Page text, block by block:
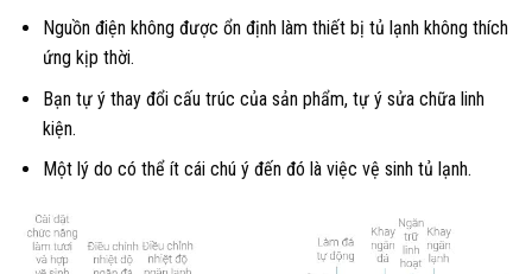
Nguồn điện không được ổn định làm thiết bị tủ lạnh không thích
ứng kịp thời.
Bạn tự ý thay đổi cấu trúc của sản phẩm, tự ý sửa chữa linh
kiện.
Một lý do có thể ít cái chú ý đến đó là việc vệ sinh tủ lạnh.